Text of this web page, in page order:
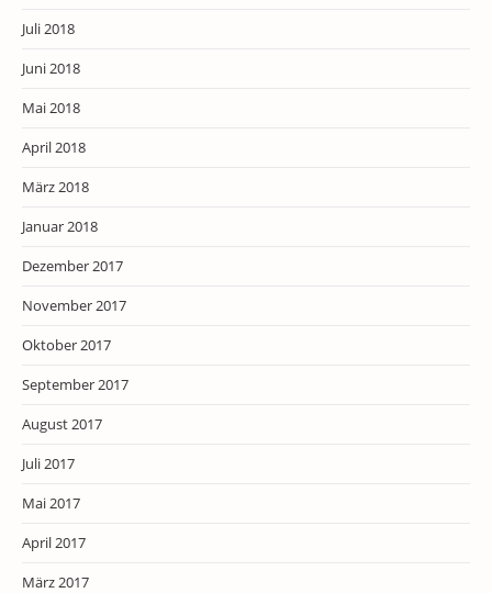
Juli 2018
Juni 2018
Mai 2018
April 2018
März 2018
Januar 2018
Dezember 2017
November 2017
Oktober 2017
September 2017
August 2017
Juli 2017
Mai 2017
April 2017
März 2017